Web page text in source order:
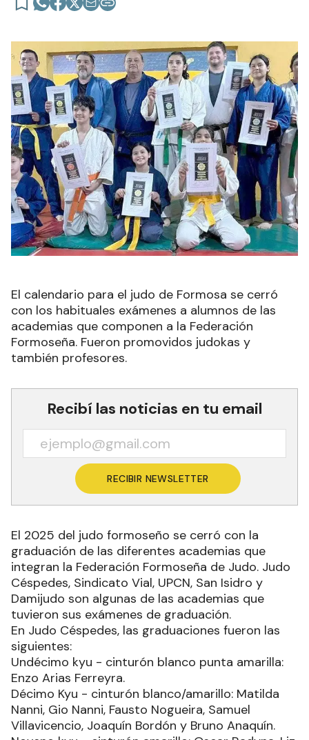
El calendario para el judo de Formosa se cerró
con los habituales exámenes a alumnos de las
academias que componen a la Federación
Formoseña. Fueron promovidos judokas y
también profesores.
Recibí las noticias en tu email
RECIBIR NEWSLETTER
El 2025 del judo formoseño se cerró con la
graduación de las diferentes academias que
integran la Federación Formoseña de Judo. Judo
Céspedes, Sindicato Vial, UPCN, San Isidro y
Damijudo son algunas de las academias que
tuvieron sus exámenes de graduación.
En Judo Céspedes, las graduaciones fueron las
siguientes:
Undécimo kyu - cinturón blanco punta amarilla:
Enzo Arias Ferreyra.
Décimo Kyu - cinturón blanco/amarillo: Matilda
Nanni, Gio Nanni, Fausto Nogueira, Samuel
Villavicencio, Joaquín Bordón y Bruno Anaquín.